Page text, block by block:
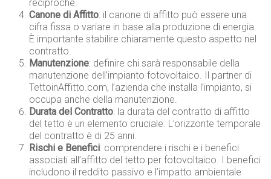
reciproche.
Canone di Affitto: il canone di affitto può essere una
cifra fissa o variare in base alla produzione di energia.
È importante stabilire chiaramente questo aspetto nel
contratto.
Manutenzione: definire chi sarà responsabile della
manutenzione dell’impianto fotovoltaico. Il partner di
TettoinAffitto.com, l’azienda che installa l’impianto, si
occupa anche della manutenzione.
Durata del Contratto: la durata del contratto di affitto
del tetto è un elemento cruciale. L’orizzonte temporale
del contratto è di 25 anni.
Rischi e Benefici: comprendere i rischi e i benefici
associati all’affitto del tetto per fotovoltaico. I benefici
includono il reddito passivo e l’impatto ambientale